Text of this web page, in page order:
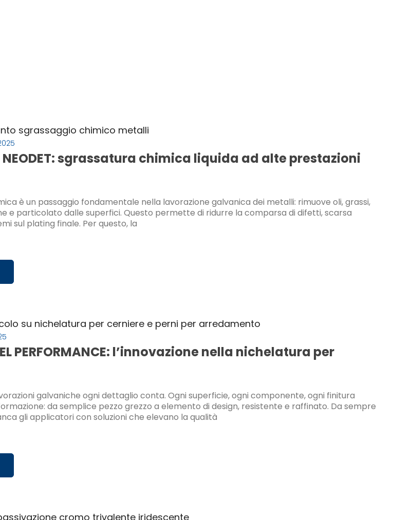
sgrassatura chimica liquida ad alte prestazioni
è un passaggio fondamentale nella lavorazione galvanica dei metalli: rimuove oli, grassi,
e particolato dalle superfici. Questo permette di ridurre la comparsa di difetti, scarsa
sul plating finale. Per questo, la
PERFORMANCE: l’innovazione nella nichelatura per
galvaniche ogni dettaglio conta. Ogni superficie, ogni componente, ogni finitura
da semplice pezzo grezzo a elemento di design, resistente e raffinato. Da sempre
gli applicatori con soluzioni che elevano la qualità